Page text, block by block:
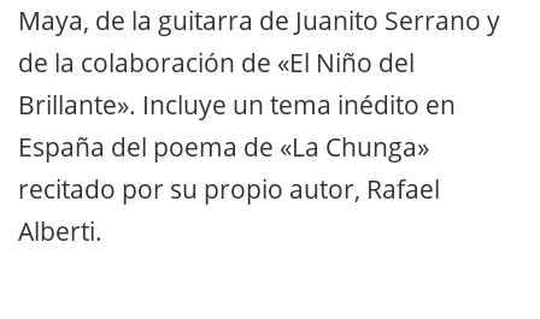
Maya, de la guitarra de Juanito Serrano y
de la colaboración de «El Niño del
Brillante». Incluye un tema inédito en
España del poema de «La Chunga»
recitado por su propio autor, Rafael
Alberti.